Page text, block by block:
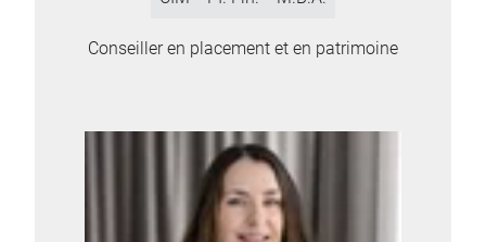
Conseiller en placement et en patrimoine